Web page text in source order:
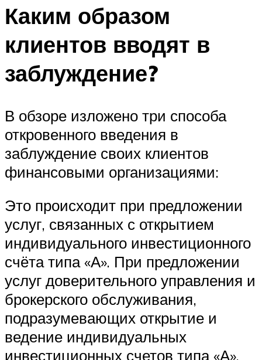
Каким образом
клиентов вводят в
заблуждение?
В обзоре изложено три способа
откровенного введения в
заблуждение своих клиентов
финансовыми организациями:
Это происходит при предложении
услуг, связанных с открытием
индивидуального инвестиционного
счёта типа «А». При предложении
услуг доверительного управления и
брокерского обслуживания,
подразумевающих открытие и
ведение индивидуальных
инвестиционных счетов типа «А»,